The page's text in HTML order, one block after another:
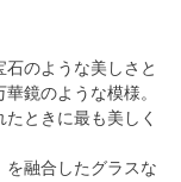
のような美しさと
鏡のような模様。
ときに最も美しく
融合したグラスな